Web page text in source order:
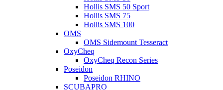
Hollis SMS 50 Sport
Hollis SMS 75
Hollis SMS 100
OMS
OMS Sidemount Tesseract
OxyCheq
OxyCheq Recon Series
Poseidon
Poseidon RHINO
SCUBAPRO